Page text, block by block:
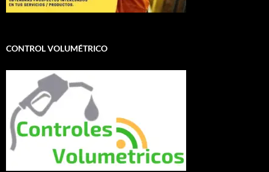
CONTROL VOLUMÉTRICO